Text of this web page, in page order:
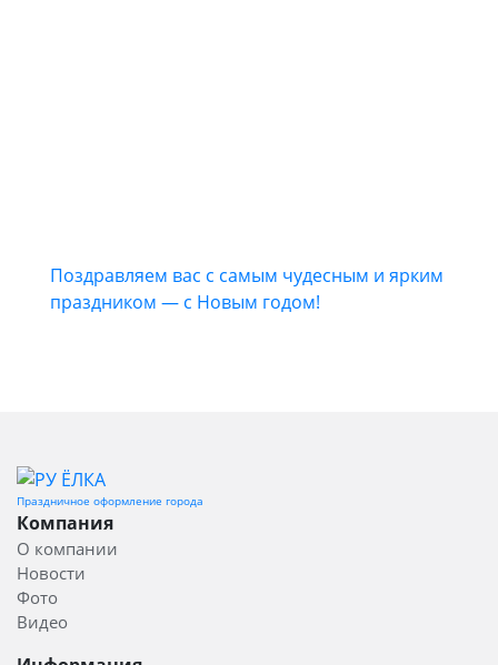
Поздравляем вас с самым чудесным и ярким
праздником — с Новым годом!
Праздничное оформление города
Компания
О компании
Новости
Фото
Видео